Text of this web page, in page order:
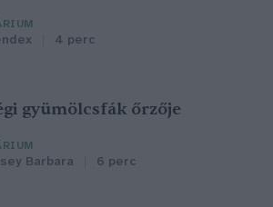
4 perc
gyümölcsfák őrzője
Barbara 6 perc